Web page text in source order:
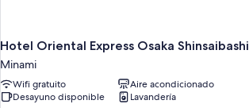
Hotel Oriental Express Osaka Shinsaibashi
Minami
Wifi gratuito
Aire acondicionado
Desayuno disponible
Lavandería